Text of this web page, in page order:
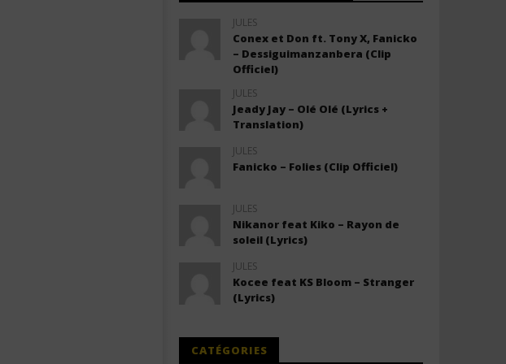
JULES
Conex et Don ft. Tony X, Fanicko
– Dessiguimanzanbera (Clip
Officiel)
JULES
Jeady Jay – Olé Olé (Lyrics +
Translation)
JULES
Fanicko – Folies (Clip Officiel)
JULES
Nikanor feat Kiko – Rayon de
soleil (Lyrics)
JULES
Kocee feat KS Bloom – Stranger
(Lyrics)
CATÉGORIES